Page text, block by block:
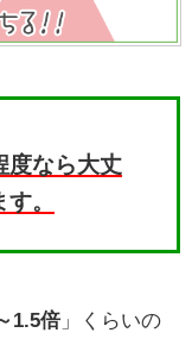
度なら大丈
。
1.5倍」くらいの